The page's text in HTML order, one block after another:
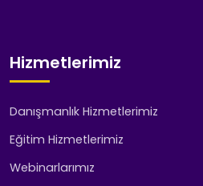
Hizmetlerimiz
Danışmanlık Hizmetlerimiz
Eğitim Hizmetlerimiz
Webinarlarımız